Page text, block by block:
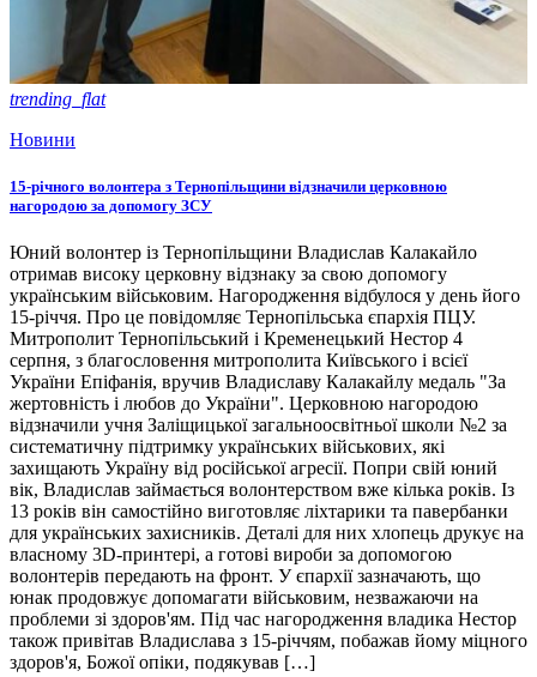
trending_flat
Новини
15-річного волонтера з Тернопільщини відзначили церковною
нагородою за допомогу ЗСУ
Юний волонтер із Тернопільщини Владислав Калакайло
отримав високу церковну відзнаку за свою допомогу
українським військовим. Нагородження відбулося у день його
15-річчя. Про це повідомляє Тернопільська єпархія ПЦУ.
Митрополит Тернопільський і Кременецький Нестор 4
серпня, з благословення митрополита Київського і всієї
України Епіфанія, вручив Владиславу Калакайлу медаль "За
жертовність і любов до України". Церковною нагородою
відзначили учня Заліщицької загальноосвітньої школи №2 за
систематичну підтримку українських військових, які
захищають Україну від російської агресії. Попри свій юний
вік, Владислав займається волонтерством вже кілька років. Із
13 років він самостійно виготовляє ліхтарики та павербанки
для українських захисників. Деталі для них хлопець друкує на
власному 3D-принтері, а готові вироби за допомогою
волонтерів передають на фронт. У єпархії зазначають, що
юнак продовжує допомагати військовим, незважаючи на
проблеми зі здоров'ям. Під час нагородження владика Нестор
також привітав Владислава з 15-річчям, побажав йому міцного
здоров'я, Божої опіки, подякував […]